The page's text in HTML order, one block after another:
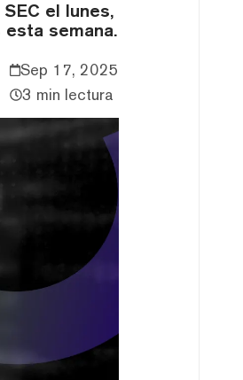
el lunes,
semana.
Sep 17, 2025
3 min lectura